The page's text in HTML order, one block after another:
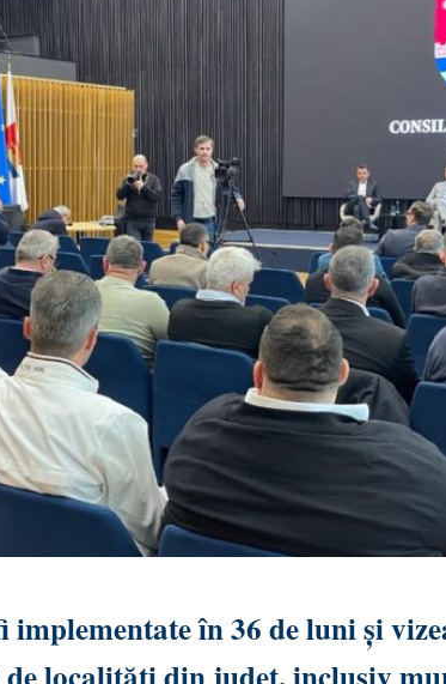
implementate în 36 de luni și